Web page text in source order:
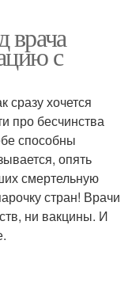
врача
с
сразу хочется
про бесчинства
способны
опять
смертельную
стран! Врачи
ни вакцины. И